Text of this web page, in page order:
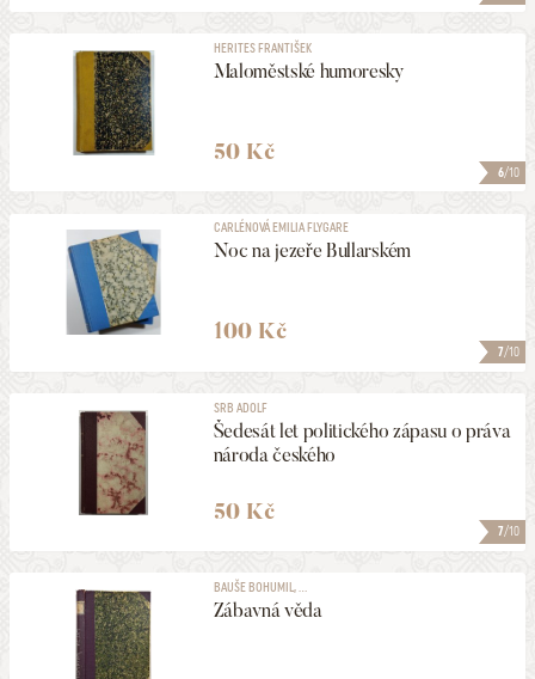
6/10
HERITES FRANTIŠEK
Maloměstské humoresky
50 Kč
7/10
CARLÉNOVÁ EMILIA FLYGARE
Noc na jezeře Bullarském
100 Kč
7/10
SRB ADOLF
Šedesát let politického zápasu o práva
národa českého
50 Kč
BAUŠE BOHUMIL, ...
Zábavná věda